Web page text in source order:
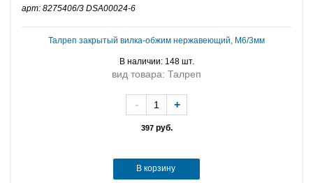
арт: 8275406/3 DSA00024-6
Талреп закрытый вилка-обжим нержавеющий, M6/3мм
В наличии: 148 шт.
вид товара: Талреп
397руб.
- +
В корзину